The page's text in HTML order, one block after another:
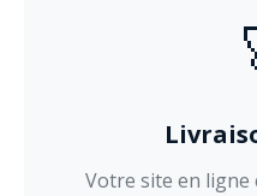
Votre site en ligne